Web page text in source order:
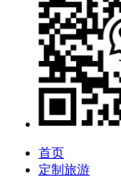
首页
定制旅游